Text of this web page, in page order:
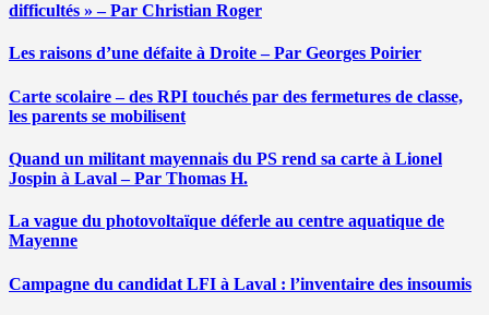
difficultés » – Par Christian Roger
Les raisons d’une défaite à Droite – Par Georges Poirier
Carte scolaire – des RPI touchés par des fermetures de classe,
les parents se mobilisent
Quand un militant mayennais du PS rend sa carte à Lionel
Jospin à Laval – Par Thomas H.
La vague du photovoltaïque déferle au centre aquatique de
Mayenne
Campagne du candidat LFI à Laval : l’inventaire des insoumis